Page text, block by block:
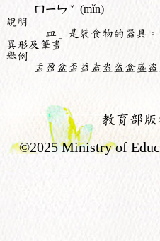
ㄇㄧㄣ ˇ (mǐn)
說明
「皿」是裝食物的器具。
異形及筆畫
舉例
盂盈盆盃益盍盎盔盒盛
教育部
©2025 Ministry of